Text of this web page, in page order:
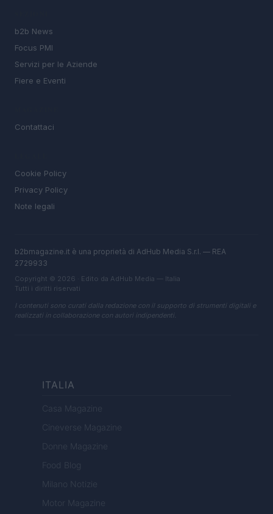
b2b News
Focus PMI
Servizi per le Aziende
Fiere e Eventi
Contattaci
Cookie Policy
Privacy Policy
Note legali
b2bmagazine.it è una proprietà di AdHub Media S.r.l. — REA
2729933
Copyright © 2026 · Edito da AdHub Media — Italia
Tutti i diritti riservati
I contenuti sono curati dalla redazione con il supporto di strumenti digitali e
realizzati in collaborazione con autori indipendenti.
ITALIA
Casa Magazine
Cineverse Magazine
Donne Magazine
Food Blog
Milano Notizie
Motor Magazine